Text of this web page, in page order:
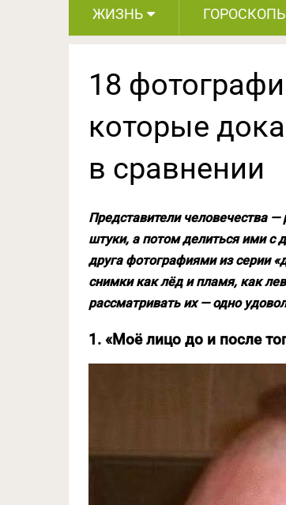
ЖИЗНЬ
18
которые
в сравнении
Представители человечества
штуки, а потом делиться ими с
друга фотографиями из серии
снимки как лёд и пламя, как
рассматривать их — одно
1. «Моё лицо до и после